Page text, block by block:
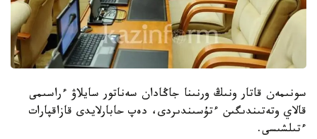
سونىمەن قاتار ونىڭ ورنىنا جاڭادان سەناتور سايلاۋ ءراسىمى
قالاي وتەتىندىگىن ءتۇسىندىردى، دەپ حابارلايدى قازاقپارات
ءتىلشىسى.